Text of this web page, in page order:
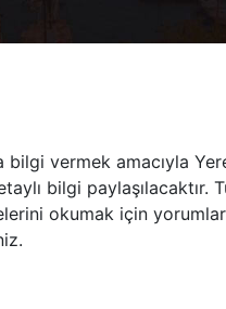
vermek amacıyla
bilgi paylaşılacaktır.
okumak için